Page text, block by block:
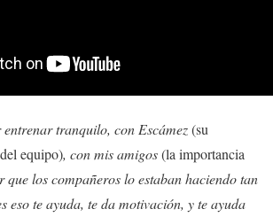
tranquilo, con Escámez(su
equipo), con mis amigos(la importancia
que los compañeros lo estaban haciendo tan
eso te ayuda, te da motivación, y te ayuda